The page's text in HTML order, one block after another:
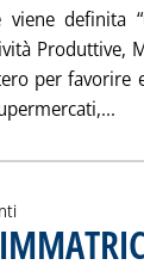
definita
Produttive,
per favorire